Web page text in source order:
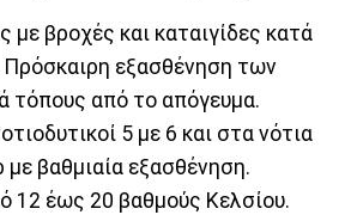
με βροχές και καταιγίδες κατά
Πρόσκαιρη εξασθένηση των
τόπους από το απόγευμα.
5 με 6 και στα νότια
βαθμιαία εξασθένηση.
12 έως 20 βαθμούς Κελσίου.